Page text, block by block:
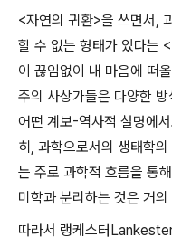
<자연의 귀환>을 쓰면서,
할 수 없는 형태가 있다는 <
이 끊임없이 내 마음에 떠
주의 사상가들은 다양한
어떤 계보-역사적 설명에
히 , 과학으로서의 생태학
는 주로 과학적 흐름을 통
미학과 분리하는 것은 거
따라서 랭케스터